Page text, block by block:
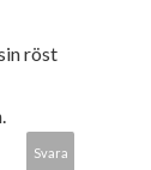
röst
Svara